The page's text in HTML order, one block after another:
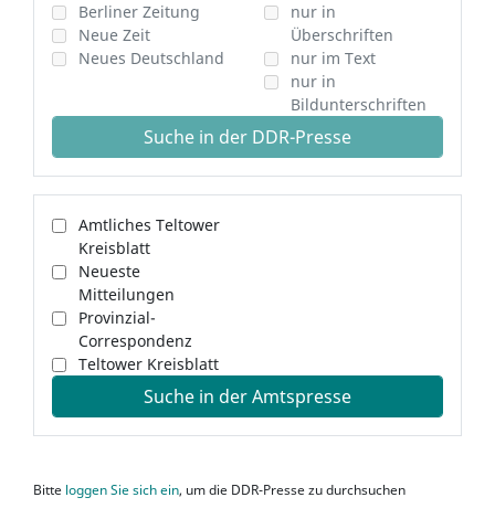
Berliner Zeitung
Neue Zeit
Neues Deutschland
nur in
Überschriften
nur im Text
nur in
Bildunterschriften
Suche in der DDR-Presse
Amtliches Teltower
Kreisblatt
Neueste
Mitteilungen
Provinzial-
Correspondenz
Teltower Kreisblatt
Suche in der Amtspresse
Bitte loggen Sie sich ein, um die DDR-Presse zu durchsuchen